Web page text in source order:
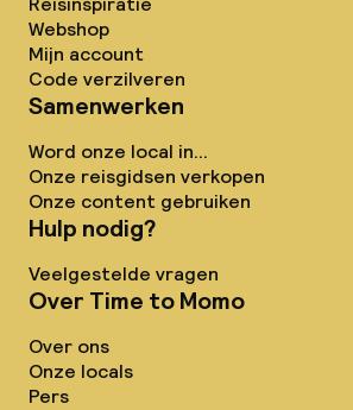
Webshop
Mijn account
Code verzilveren
Samenwerken
Word onze local in...
Onze reisgidsen verkopen
Onze content gebruiken
Hulp nodig?
Veelgestelde vragen
Over Time to Momo
Over ons
Onze locals
Pers